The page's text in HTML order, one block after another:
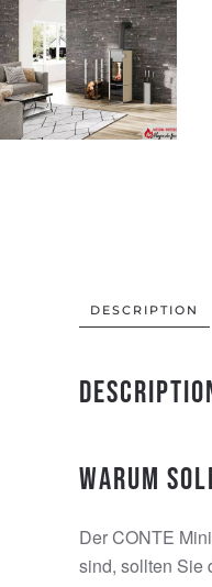
DESCRIPTION
Warum
Der CONTE
sind, sollten Sie